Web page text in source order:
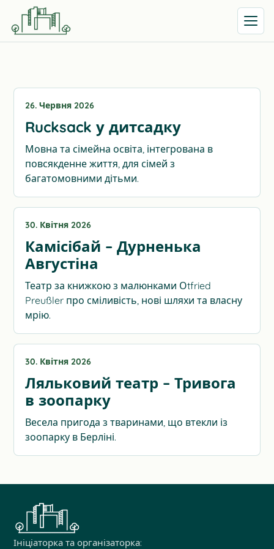
26. Червня 2026
Rucksack у дитсадку
Мовна та сімейна освіта, інтегрована в
повсякденне життя, для сімей з
багатомовними дітьми.
30. Квітня 2026
Камісібай – Дурненька
Августіна
Театр за книжкою з малюнками Оtfried
Preußler про сміливість, нові шляхи та власну
мрію.
30. Квітня 2026
Ляльковий театр – Тривога
в зоопарку
Весела пригода з тваринами, що втекли із
зоопарку в Берліні.
Ініціаторка та організаторка: